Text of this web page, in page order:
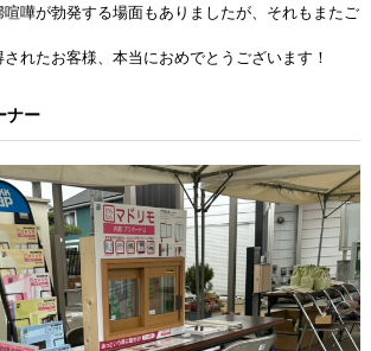
嘩が勃発する場面もありましたが、それもまたご
れたお客様、本当におめでとうございます！
ナー